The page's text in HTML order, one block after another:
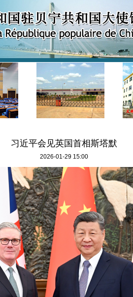
习近平会见英国首相斯塔默
2026-01-29 15:00